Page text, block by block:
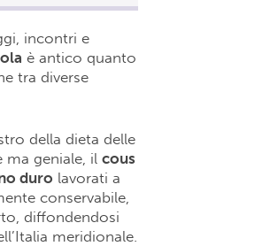
incontri e
è antico quanto
tra diverse
della dieta delle
ma geniale, il cous
duro lavorati a
conservabile,
diffondendosi
meridionale.